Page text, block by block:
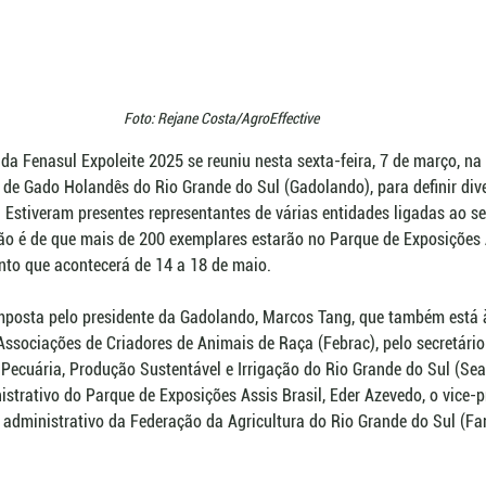
Foto: Rejane Costa/AgroEffective
Fenasul Expoleite 2025 se reuniu nesta sexta-feira, 7 de março,
Gado Holandês do Rio Grande do Sul (Gadolando), para definir
presentes representantes de várias entidades ligadas ao
é de que mais de 200 exemplares estarão no Parque de
que acontecerá de 14 a 18 de maio.
pelo presidente da Gadolando, Marcos Tang, que também
de Criadores de Animais de Raça (Febrac), pelo
Produção Sustentável e Irrigação do Rio Grande do Sul
do Parque de Exposições Assis Brasil, Eder Azevedo, o vice-
da Federação da Agricultura do Rio Grande do Sul